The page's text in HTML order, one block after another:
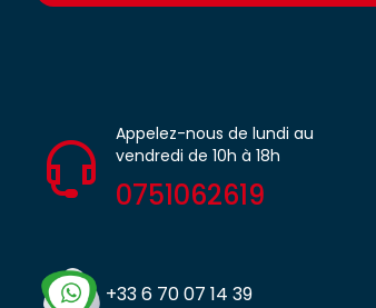
Appelez-nous de lundi au
vendredi de 10h à 18h
0751062619
+33 6 70 07 14 39